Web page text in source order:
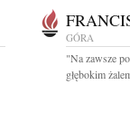
GÓRA
"Na zawsze
głębokim